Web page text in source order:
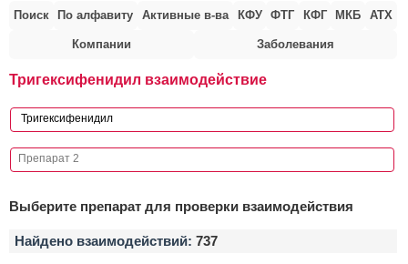
Поиск По алфавиту Активные в-ва КФУ ФТГ КФГ МКБ АТХ
Компании Заболевания
Тригексифенидил взаимодействие
Выберите препарат для проверки взаимодействия
Найдено взаимодействий: 737